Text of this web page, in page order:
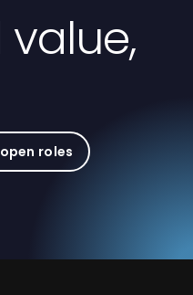
value,
roles